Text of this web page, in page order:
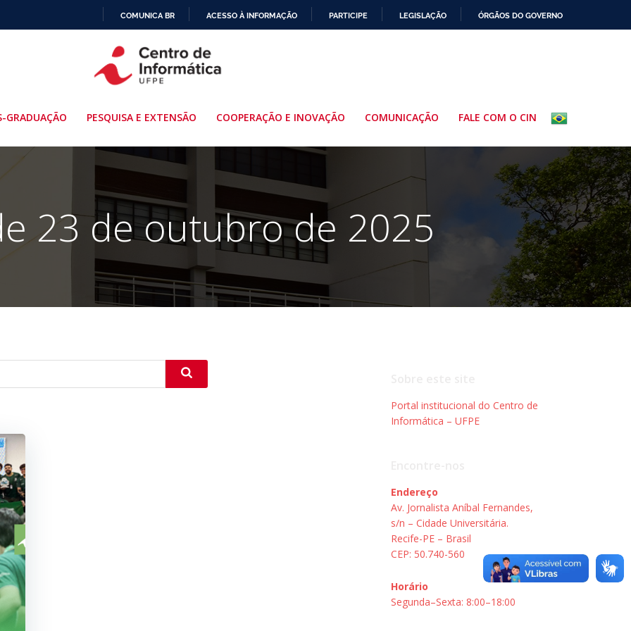
PARA
O
COMUNICA BR ACESSO À INFORMAÇÃO PARTICIPE LEGISLAÇÃO ÓRGÃOS DO GOVERNO
GRADUAÇÃO PESQUISA E EXTENSÃO COOPERAÇÃO E INOVAÇÃO COMUNICAÇÃO FALE COM O CIN
23 de outubro de 2025
Portal institucional do Centro de
Informática – UFPE
Endereço
Av. Jornalista Aníbal Fernandes,
s/n – Cidade Universitária.
Recife-PE – Brasil
CEP: 50.740-560
Horário
Segunda–Sexta: 8:00–18:00